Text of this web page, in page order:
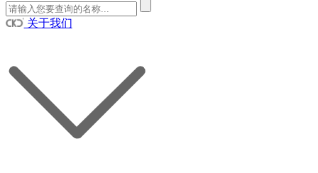
关于我们